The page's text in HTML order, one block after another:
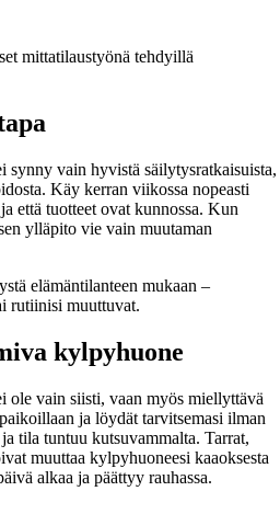
mittatilaustyönä tehdyillä
synny vain hyvistä säilytysratkaisuista,
Käy kerran viikossa nopeasti
että tuotteet ovat kunnossa. Kun
ylläpito vie vain muutaman
elämäntilanteen mukaan –
rutiinisi muuttuvat.
kylpyhuone
vain siisti, vaan myös miellyttävä
ja löydät tarvitsemasi ilman
tila tuntuu kutsuvammalta. Tarrat,
muuttaa kylpyhuoneesi kaaoksesta
alkaa ja päättyy rauhassa.